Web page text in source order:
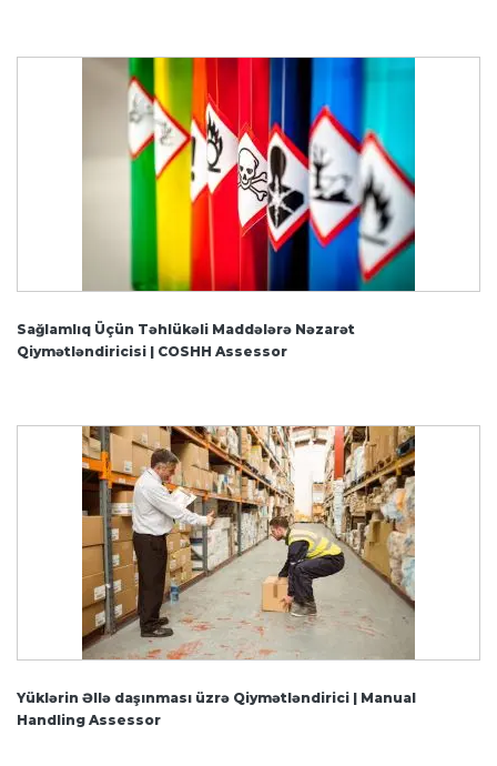
Sağlamlıq Üçün Təhlükəli Maddələrə Nəzarət
Qiymətləndiricisi | COSHH Assessor
Yüklərin Əllə daşınması üzrə Qiymətləndirici | Manual
Handling Assessor